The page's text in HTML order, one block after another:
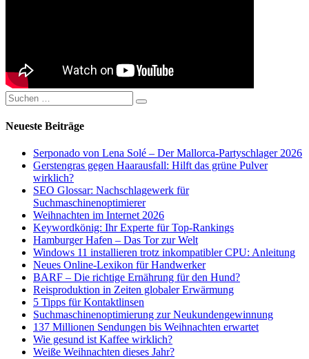
Suchen
nach:
Suchen
Neueste Beiträge
Serponado von Lena Solé – Der Mallorca-Partyschlager 2026
Gerstengras gegen Haarausfall: Hilft das grüne Pulver
wirklich?
SEO Glossar: Nachschlagewerk für
Suchmaschinenoptimierer
Weihnachten im Internet 2026
Keywordkönig: Ihr Experte für Top-Rankings
Hamburger Hafen – Das Tor zur Welt
Windows 11 installieren trotz inkompatibler CPU: Anleitung
Neues Online-Lexikon für Handwerker
BARF – Die richtige Ernährung für den Hund?
Reisproduktion in Zeiten globaler Erwärmung
5 Tipps für Kontaktlinsen
Suchmaschinenoptimierung zur Neukundengewinnung
137 Millionen Sendungen bis Weihnachten erwartet
Wie gesund ist Kaffee wirklich?
Weiße Weihnachten dieses Jahr?